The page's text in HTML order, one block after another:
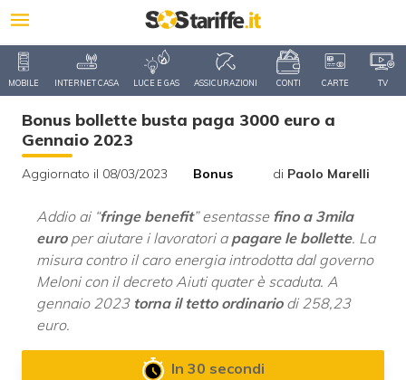
MOBILE INTERNET CASA LUCE E GAS ASSICURAZIONI CONTI CARTE TV
Bonus bollette busta paga 3000 euro a
Gennaio 2023
Aggiornato il 08/03/2023 Bonus di Paolo Marelli
Addio ai “fringe benefit” esentasse fino a 3mila
europer aiutare i lavoratori a pagare le bollette. La
misura contro il caro energia introdotta dal governo
Meloni con il decreto Aiuti quater è scaduta. A
gennaio 2023 torna il tetto ordinariodi 258,23
euro.
In 30 secondi